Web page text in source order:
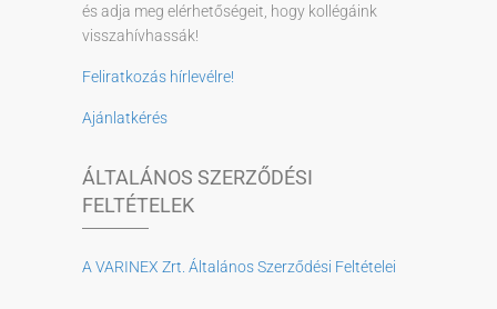
és adja meg elérhetőségeit, hogy kollégáink
visszahívhassák!
Feliratkozás hírlevélre!
Ajánlatkérés
ÁLTALÁNOS SZERZŐDÉSI
FELTÉTELEK
A VARINEX Zrt. Általános Szerződési Feltételei